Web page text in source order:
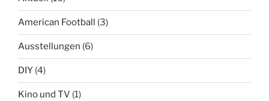
American Football (3)
Ausstellungen (6)
DIY (4)
Kino und TV (1)